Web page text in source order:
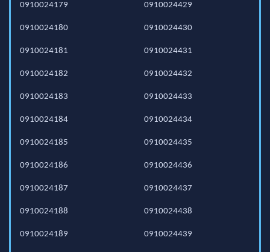
0910024179
0910024180
0910024181
0910024182
0910024183
0910024184
0910024185
0910024186
0910024187
0910024188
0910024189
0910024429
0910024430
0910024431
0910024432
0910024433
0910024434
0910024435
0910024436
0910024437
0910024438
0910024439